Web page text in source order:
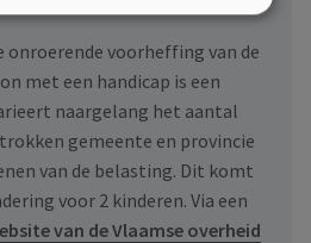
onroerende voorheffing van de
met een handicap is een
naargelang het aantal
gemeente en provincie
van de belasting. Dit komt
voor 2 kinderen. Via een
van de Vlaamse overheid